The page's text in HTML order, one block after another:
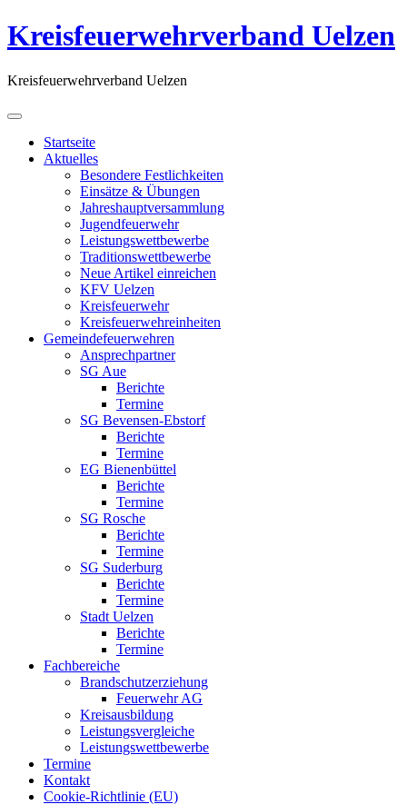
Kreisfeuerwehrverband Uelzen
Kreisfeuerwehrverband Uelzen
Startseite
Aktuelles
Besondere Festlichkeiten
Einsätze & Übungen
Jahreshauptversammlung
Jugendfeuerwehr
Leistungswettbewerbe
Traditionswettbewerbe
Neue Artikel einreichen
KFV Uelzen
Kreisfeuerwehr
Kreisfeuerwehreinheiten
Gemeindefeuerwehren
Ansprechpartner
SG Aue
Berichte
Termine
SG Bevensen-Ebstorf
Berichte
Termine
EG Bienenbüttel
Berichte
Termine
SG Rosche
Berichte
Termine
SG Suderburg
Berichte
Termine
Stadt Uelzen
Berichte
Termine
Fachbereiche
Brandschutzerziehung
Feuerwehr AG
Kreisausbildung
Leistungsvergleiche
Leistungswettbewerbe
Termine
Kontakt
Cookie-Richtlinie (EU)